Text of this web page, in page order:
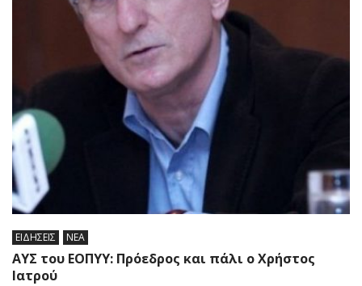
ΕΙΔΗΣΕΙΣ ΝΕΑ
ΑΥΣ του ΕΟΠΥΥ: Πρόεδρος και πάλι ο Χρήστος
Ιατρού